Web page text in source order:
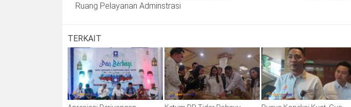
Ruang Pelayanan Adminstrasi
TERKAIT